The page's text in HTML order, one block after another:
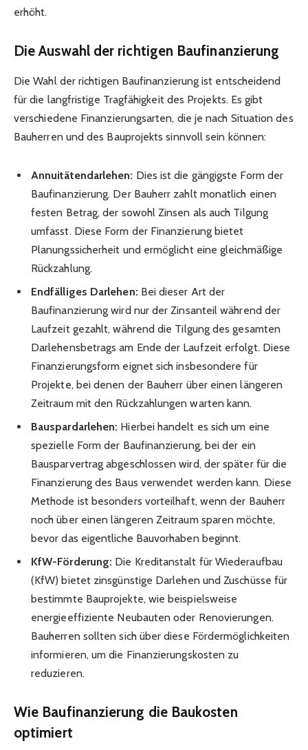
erhöht.
Die Auswahl der richtigen Baufinanzierung
Die Wahl der richtigen Baufinanzierung ist entscheidend
für die langfristige Tragfähigkeit des Projekts. Es gibt
verschiedene Finanzierungsarten, die je nach Situation des
Bauherren und des Bauprojekts sinnvoll sein können:
Annuitätendarlehen: Dies ist die gängigste Form der
Baufinanzierung. Der Bauherr zahlt monatlich einen
festen Betrag, der sowohl Zinsen als auch Tilgung
umfasst. Diese Form der Finanzierung bietet
Planungssicherheit und ermöglicht eine gleichmäßige
Rückzahlung.
Endfälliges Darlehen: Bei dieser Art der
Baufinanzierung wird nur der Zinsanteil während der
Laufzeit gezahlt, während die Tilgung des gesamten
Darlehensbetrags am Ende der Laufzeit erfolgt. Diese
Finanzierungsform eignet sich insbesondere für
Projekte, bei denen der Bauherr über einen längeren
Zeitraum mit den Rückzahlungen warten kann.
Bauspardarlehen: Hierbei handelt es sich um eine
spezielle Form der Baufinanzierung, bei der ein
Bausparvertrag abgeschlossen wird, der später für die
Finanzierung des Baus verwendet werden kann. Diese
Methode ist besonders vorteilhaft, wenn der Bauherr
noch über einen längeren Zeitraum sparen möchte,
bevor das eigentliche Bauvorhaben beginnt.
KfW-Förderung: Die Kreditanstalt für Wiederaufbau
(KfW) bietet zinsgünstige Darlehen und Zuschüsse für
bestimmte Bauprojekte, wie beispielsweise
energieeffiziente Neubauten oder Renovierungen.
Bauherren sollten sich über diese Fördermöglichkeiten
informieren, um die Finanzierungskosten zu
reduzieren.
Wie Baufinanzierung die Baukosten
optimiert